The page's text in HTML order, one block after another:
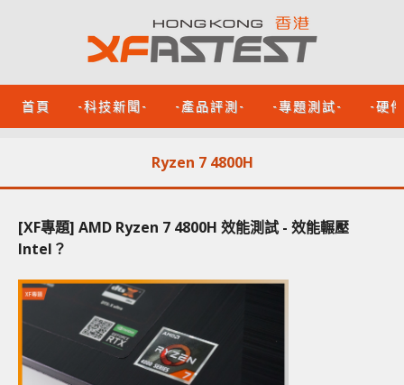
首頁 -科技新聞- -產品評測- -專題測試- -硬
Ryzen 7 4800H
[XF專題] AMD Ryzen 7 4800H 效能測試 - 效能輾壓
Intel？